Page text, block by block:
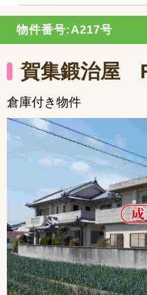
物件番号:A217号
賀集鍛治屋
倉庫付き物件